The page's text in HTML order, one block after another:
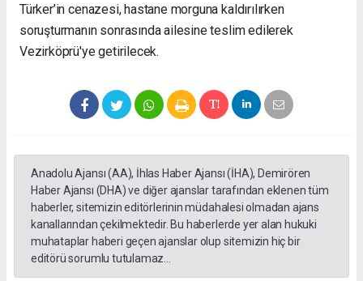
Türker’in cenazesi, hastane morguna kaldırılırken
soruşturmanın sonrasında ailesine teslim edilerek
Vezirköprü'ye getirilecek.
Anadolu Ajansı (AA), İhlas Haber Ajansı (İHA), Demirören
Haber Ajansı (DHA) ve diğer ajanslar tarafından eklenen tüm
haberler, sitemizin editörlerinin müdahalesi olmadan ajans
kanallarından çekilmektedir. Bu haberlerde yer alan hukuki
muhataplar haberi geçen ajanslar olup sitemizin hiç bir
editörü sorumlu tutulamaz...